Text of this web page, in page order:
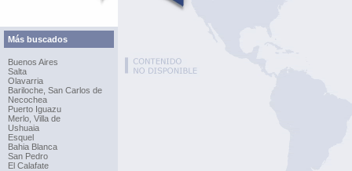
Más buscados
Buenos Aires
Salta
Olavarria
Bariloche, San Carlos de
Necochea
Puerto Iguazu
Merlo, Villa de
Ushuaia
Esquel
Bahia Blanca
San Pedro
El Calafate